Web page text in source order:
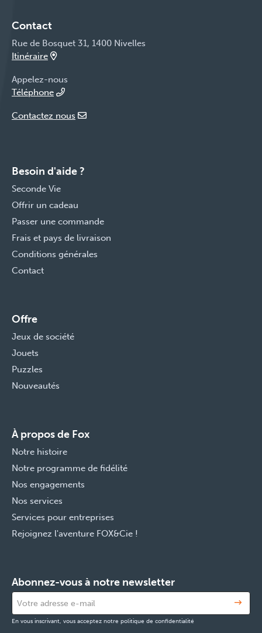
Contact
Rue de Bosquet 31, 1400 Nivelles
Itinéraire
Appelez-nous
Téléphone
Contactez nous
Besoin d'aide ?
Seconde Vie
Offrir un cadeau
Passer une commande
Frais et pays de livraison
Conditions générales
Contact
Offre
Jeux de société
Jouets
Puzzles
Nouveautés
À propos de Fox
Notre histoire
Notre programme de fidélité
Nos engagements
Nos services
Services pour entreprises
Rejoignez l'aventure FOX&Cie !
Abonnez-vous à notre newsletter
En vous inscrivant, vous acceptez notre politique de confidentialité